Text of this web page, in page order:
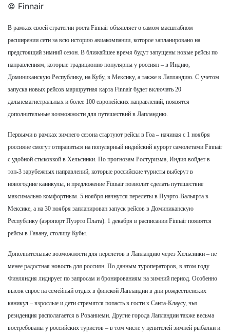
© Finnair
В рамках своей стратегии роста Finnair объявляет о самом масштабном
расширении сети за всю историю авиакомпании, которое запланировано на
предстоящий зимний сезон. В ближайшее время будут запущены новые рейсы по
направлениям, которые традиционно популярны у россиян – в Индию,
Доминиканскую Республику, на Кубу, в Мексику, а также в Лапландию. С учетом
запуска новых рейсов маршрутная карта Finnair будет включать 20
дальнемагистральных и более 100 европейских направлений, появятся
дополнительные возможности для путешествий в Лапландию.
Первыми в рамках зимнего сезона стартуют рейсы в Гоа – начиная с 1 ноября
россияне смогут отправиться на популярный индийский курорт самолетами Finnair
с удобной стыковкой в Хельсинки. По прогнозам Ростуризма, Индия войдет в
топ-3 зарубежных направлений, которые российские туристы выберут в
новогодние каникулы, и предложение Finnair позволит сделать путешествие
максимально комфортным. 5 ноября начнутся перелеты в Пуэрто-Вальярта в
Мексике, а на 30 ноября запланирован запуск рейсов в Доминиканскую
Республику (аэропорт Пуэрто Плата). 1 декабря в расписании Finnair появятся
рейсы в Гавану, столицу Кубы.
Дополнительные возможности для перелетов в Лапландию через Хельсинки – не
менее радостная новость для россиян. По данным туроператоров, в этом году
Финляндия лидирует по запросам и бронированиям на зимний период. Особенно
высок спрос на семейный отдых в финской Лапландии в дни рождественских
каникул – взрослые и дети стремятся попасть в гости к Санта-Клаусу, чья
резиденция располагается в Рованиеми. Другие города Лапландии также весьма
востребованы у российских туристов – в том числе у ценителей зимней рыбалки и